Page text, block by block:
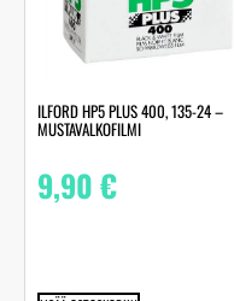
ILFORD HP5 PLUS 400, 135-24 –
MUSTAVALKOFILMI
9,90€